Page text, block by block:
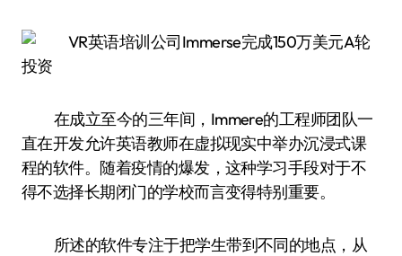
在成立至今的三年间，Immere的工程师团队一
直在开发允许英语教师在虚拟现实中举办沉浸式课
程的软件。随着疫情的爆发，这种学习手段对于不
得不选择长期闭门的学校而言变得特别重要。
所述的软件专注于把学生带到不同的地点，从